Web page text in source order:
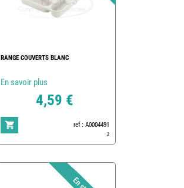
RANGE COUVERTS BLANC
En savoir plus
4,59 €
ref : A0004491
2